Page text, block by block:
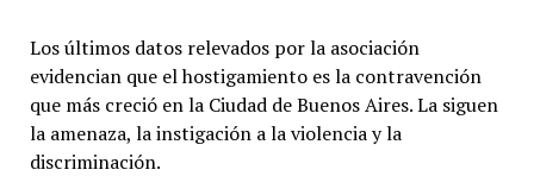
Los últimos datos relevados por la asociación
evidencian que el hostigamiento es la contravención
que más creció en la Ciudad de Buenos Aires. La siguen
la amenaza, la instigación a la violencia y la
discriminación.